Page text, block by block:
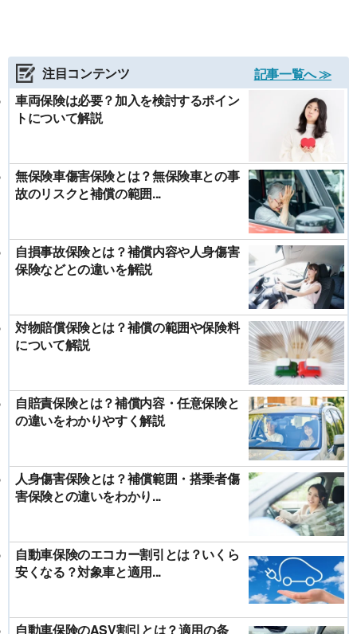
注目コンテンツ
記事一覧へ ≫
車両保険は必要？加入を検討するポイン
トについて解説
無保険車傷害保険とは？無保険車との事
故のリスクと補償の範囲...
自損事故保険とは？補償内容や人身傷害
保険などとの違いを解説
対物賠償保険とは？補償の範囲や保険料
について解説
自賠責保険とは？補償内容・任意保険と
の違いをわかりやすく解説
人身傷害保険とは？補償範囲・搭乗者傷
害保険との違いをわかり...
自動車保険のエコカー割引とは？いくら
安くなる？対象車と適用...
自動車保険のASV割引とは？適用の条